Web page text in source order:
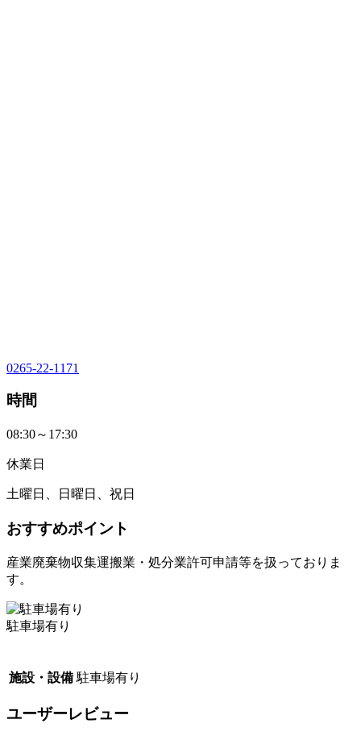
0265-22-1171
時間
08:30～17:30
休業日
土曜日、日曜日、祝日
おすすめポイント
産業廃棄物収集運搬業・処分業許可申請等を扱っておりま
す。
駐車場有り
施設・設備 駐車場有り
ユーザーレビュー